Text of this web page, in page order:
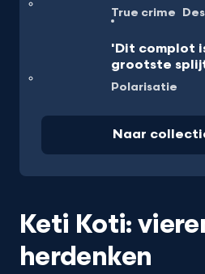
True crime
'Dit complot
grootste
Polarisatie
Naar
Keti Koti:
herdenken